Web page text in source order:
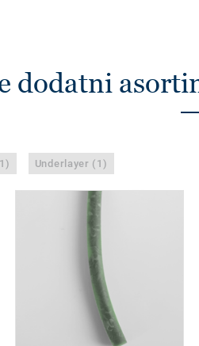
dodatni
Underlayer (1)